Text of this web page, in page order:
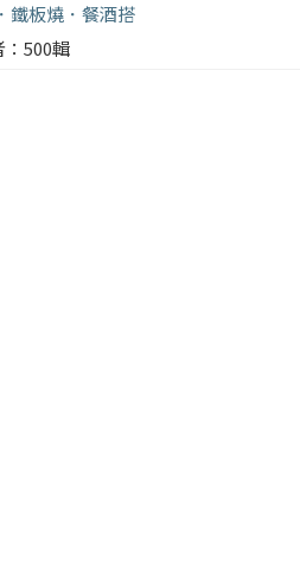
鐵板燒
餐酒搭
500輯